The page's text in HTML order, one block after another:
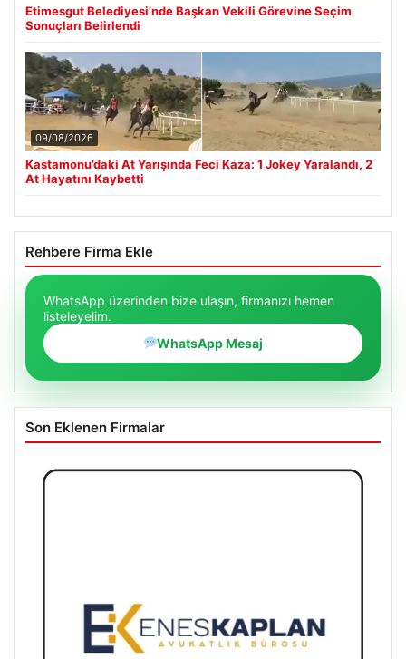
Etimesgut Belediyesi’nde Başkan Vekili Görevine Seçim
Sonuçları Belirlendi
09/08/2026
Kastamonu’daki At Yarışında Feci Kaza: 1 Jokey Yaralandı, 2
At Hayatını Kaybetti
Rehbere Firma Ekle
WhatsApp üzerinden bize ulaşın, firmanızı hemen
listeleyelim.
WhatsApp Mesaj
Son Eklenen Firmalar